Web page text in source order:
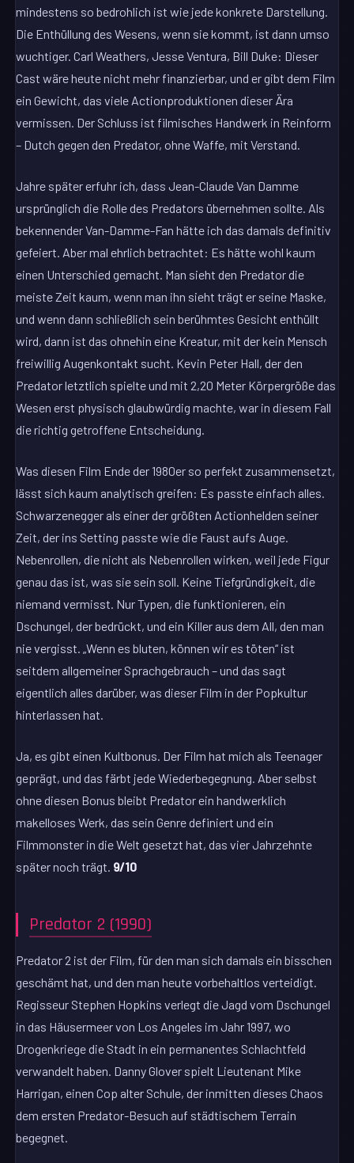
mindestens so bedrohlich ist wie jede konkrete Darstellung.
Die Enthüllung des Wesens, wenn sie kommt, ist dann umso
wuchtiger. Carl Weathers, Jesse Ventura, Bill Duke: Dieser
Cast wäre heute nicht mehr finanzierbar, und er gibt dem Film
ein Gewicht, das viele Actionproduktionen dieser Ära
vermissen. Der Schluss ist filmisches Handwerk in Reinform
– Dutch gegen den Predator, ohne Waffe, mit Verstand.
Jahre später erfuhr ich, dass Jean-Claude Van Damme
ursprünglich die Rolle des Predators übernehmen sollte. Als
bekennender Van-Damme-Fan hätte ich das damals definitiv
gefeiert. Aber mal ehrlich betrachtet: Es hätte wohl kaum
einen Unterschied gemacht. Man sieht den Predator die
meiste Zeit kaum, wenn man ihn sieht trägt er seine Maske,
und wenn dann schließlich sein berühmtes Gesicht enthüllt
wird, dann ist das ohnehin eine Kreatur, mit der kein Mensch
freiwillig Augenkontakt sucht. Kevin Peter Hall, der den
Predator letztlich spielte und mit 2,20 Meter Körpergröße das
Wesen erst physisch glaubwürdig machte, war in diesem Fall
die richtig getroffene Entscheidung.
Was diesen Film Ende der 1980er so perfekt zusammensetzt,
lässt sich kaum analytisch greifen: Es passte einfach alles.
Schwarzenegger als einer der größten Actionhelden seiner
Zeit, der ins Setting passte wie die Faust aufs Auge.
Nebenrollen, die nicht als Nebenrollen wirken, weil jede Figur
genau das ist, was sie sein soll. Keine Tiefgründigkeit, die
niemand vermisst. Nur Typen, die funktionieren, ein
Dschungel, der bedrückt, und ein Killer aus dem All, den man
nie vergisst. „Wenn es bluten, können wir es töten“ ist
seitdem allgemeiner Sprachgebrauch – und das sagt
eigentlich alles darüber, was dieser Film in der Popkultur
hinterlassen hat.
Ja, es gibt einen Kultbonus. Der Film hat mich als Teenager
geprägt, und das färbt jede Wiederbegegnung. Aber selbst
ohne diesen Bonus bleibt Predator ein handwerklich
makelloses Werk, das sein Genre definiert und ein
Filmmonster in die Welt gesetzt hat, das vier Jahrzehnte
später noch trägt. 9/10
Predator 2 (1990)
Predator 2 ist der Film, für den man sich damals ein bisschen
geschämt hat, und den man heute vorbehaltlos verteidigt.
Regisseur Stephen Hopkins verlegt die Jagd vom Dschungel
in das Häusermeer von Los Angeles im Jahr 1997, wo
Drogenkriege die Stadt in ein permanentes Schlachtfeld
verwandelt haben. Danny Glover spielt Lieutenant Mike
Harrigan, einen Cop alter Schule, der inmitten dieses Chaos
dem ersten Predator-Besuch auf städtischem Terrain
begegnet.